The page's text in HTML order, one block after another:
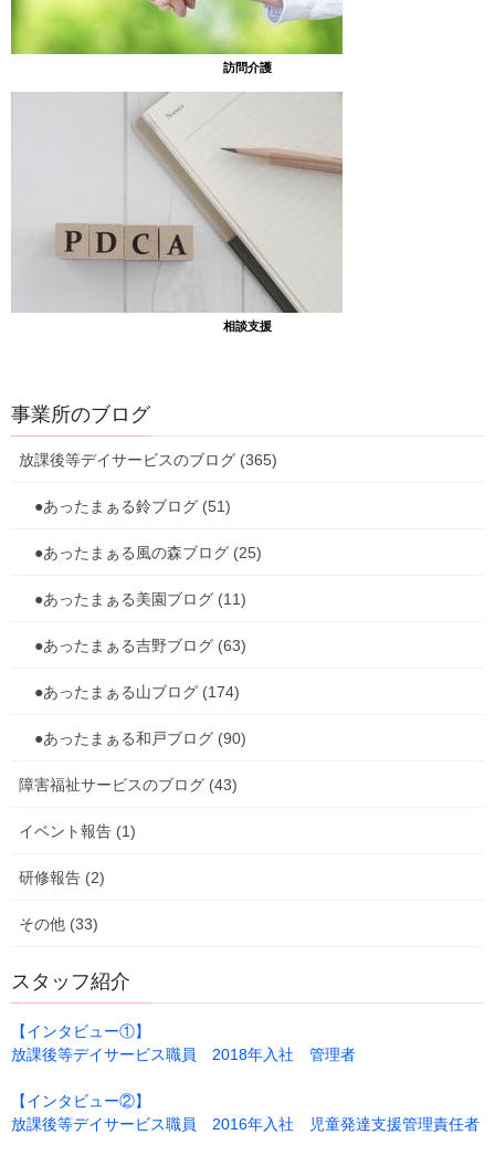
訪問介護
相談支援
事業所のブログ
放課後等デイサービスのブログ (365)
●あったまぁる鈴ブログ (51)
●あったまぁる風の森ブログ (25)
●あったまぁる美園ブログ (11)
●あったまぁる吉野ブログ (63)
●あったまぁる山ブログ (174)
●あったまぁる和戸ブログ (90)
障害福祉サービスのブログ (43)
イベント報告 (1)
研修報告 (2)
その他 (33)
スタッフ紹介
【インタビュー①】
放課後等デイサービス職員 2018年入社 管理者
【インタビュー②】
放課後等デイサービス職員 2016年入社 児童発達支援管理責任者